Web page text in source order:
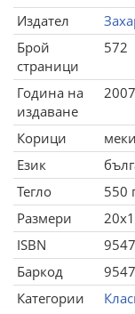
Издател
Брой
страници
572
Година на
издаване
2007
Корици
меки
Език
Тегло
550
Размери
ISBN
Баркод
Категории